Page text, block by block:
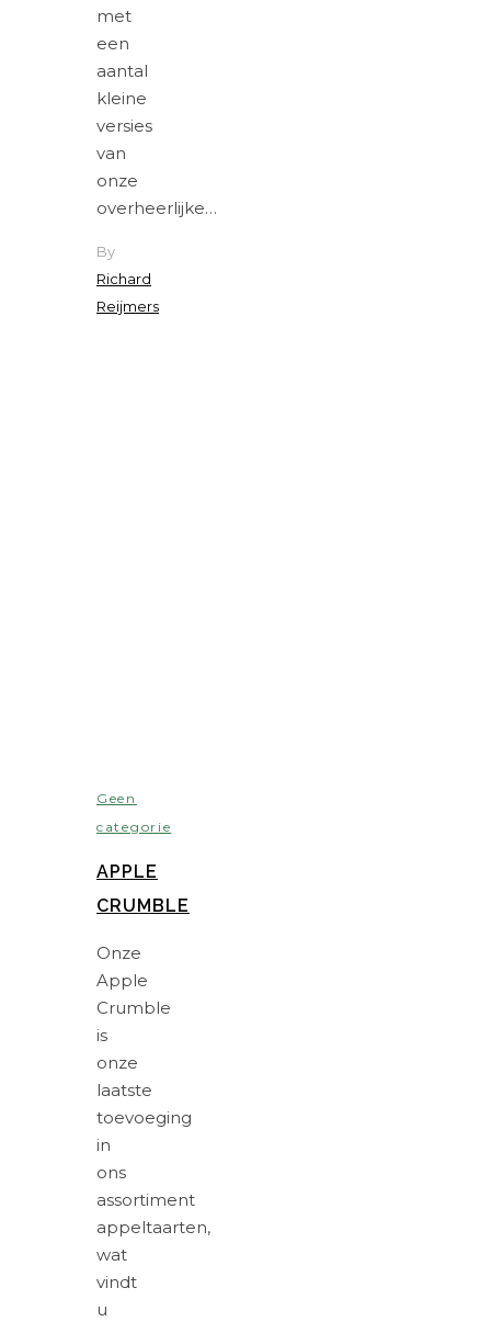
met
een
aantal
kleine
versies
van
onze
overheerlijke…
By
Richard
Reijmers
Geen
categorie
APPLE
CRUMBLE
Onze
Apple
Crumble
is
onze
laatste
toevoeging
in
ons
assortiment
appeltaarten,
wat
vindt
u